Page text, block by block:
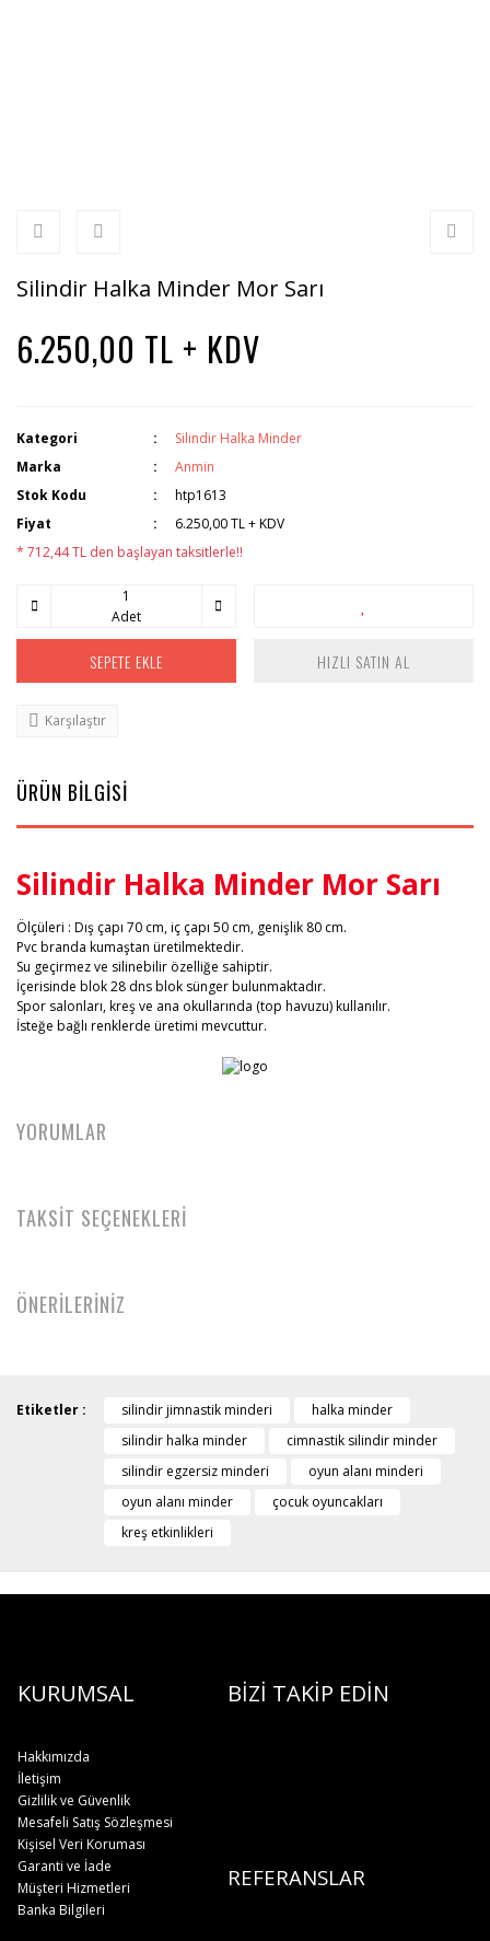
Silindir Halka Minder Mor Sarı
6.250,00 TL + KDV
Kategori
Silindir Halka Minder
Marka
Anmin
Stok Kodu
htp1613
Fiyat
6.250,00 TL + KDV
* 712,44 TL den başlayan taksitlerle!!
Adet
SEPETE EKLE HIZLI SATIN AL
Karşılaştır
ÜRÜN BİLGİSİ
Silindir Halka Minder Mor Sarı
Ölçüleri : Dış çapı 70 cm, iç çapı 50 cm, genişlik 80 cm.
Pvc branda kumaştan üretilmektedir.
Su geçirmez ve silinebilir özelliğe sahiptir.
İçerisinde blok 28 dns blok sünger bulunmaktadır.
Spor salonları, kreş ve ana okullarında (top havuzu) kullanılır.
İsteğe bağlı renklerde üretimi mevcuttur.
YORUMLAR
TAKSİT SEÇENEKLERİ
ÖNERİLERİNİZ
Etiketler : silindir jimnastik minderi
halka minder
silindir halka minder
cimnastik silindir minder
silindir egzersiz minderi
oyun alanı minderi
oyun alanı minder
çocuk oyuncakları
kreş etkinlikleri
KURUMSAL BİZİ TAKİP EDİN
Hakkımızda
İletişim
Gizlilik ve Güvenlik
Mesafeli Satış Sözleşmesi
Kişisel Veri Koruması
REFERANSLAR
Garanti ve İade
Müşteri Hizmetleri
Banka Bilgileri